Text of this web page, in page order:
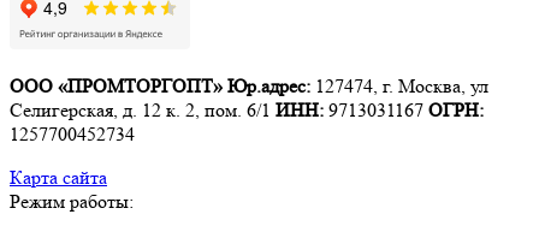
ООО «ПРОМТОРГОПТ» Юр.адрес: 127474, г. Москва, ул
Селигерская, д. 12 к. 2, пом. 6/1 ИНН: 9713031167 ОГРН:
1257700452734
Карта сайта
Режим работы: